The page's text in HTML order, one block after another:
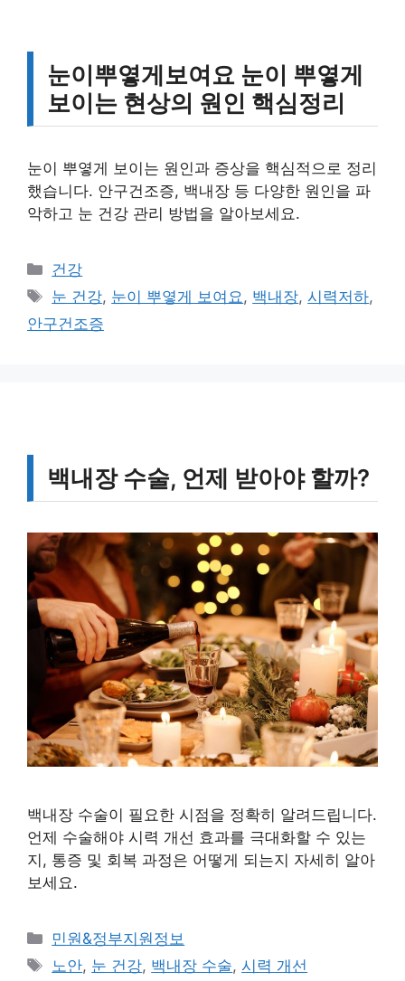
눈이뿌옇게보여요 눈이 뿌옇게
보이는 현상의 원인 핵심정리
눈이 뿌옇게 보이는 원인과 증상을 핵심적으로 정리
했습니다. 안구건조증, 백내장 등 다양한 원인을 파
악하고 눈 건강 관리 방법을 알아보세요.
카
테
리
건강
태
그
눈 건강, 눈이 뿌옇게 보여요, 백내장,시력저하,
안구건조증
백내장 수술, 언제 받아야 할까?
백내장 수술이 필요한 시점을 정확히 알려드립니다.
언제 수술해야 시력 개선 효과를 극대화할 수 있는
지, 통증 및 회복 과정은 어떻게 되는지 자세히 알아
보세요.
카
테
민원&정부지원정보
태
노안, 눈 건강, 백내장 수술,시력 개선